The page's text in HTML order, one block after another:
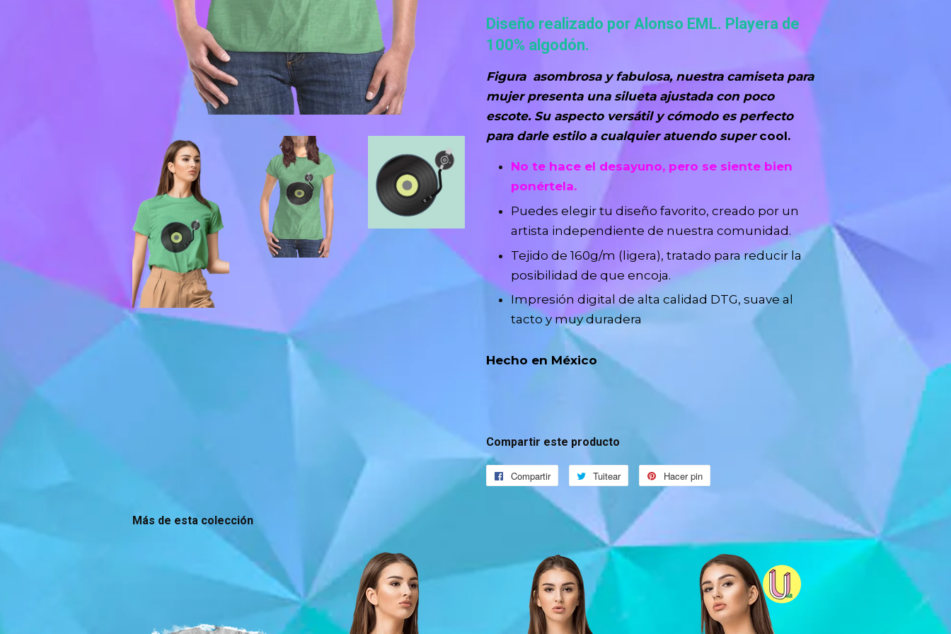
Diseño realizado por Alonso EML. Playera de
100% algodón.
Figura asombrosa y fabulosa, nuestra camiseta para
mujer presenta una silueta ajustada con poco
escote. Su aspecto versátil y cómodo es perfecto
para darle estilo a cualquier atuendo super cool.
No te hace el desayuno, pero se siente bien
ponértela.
Puedes elegir tu diseño favorito, creado por un
artista independiente de nuestra comunidad.
Tejido de 160g/m (ligera), tratado para reducir la
posibilidad de que encoja.
Impresión digital de alta calidad DTG, suave al
tacto y muy duradera
Hecho en México
Compartir este producto
Compartir
Compartir
Facebook
Tuitear
Tuitear
Twitter
Hacer pin
Más de esta colección